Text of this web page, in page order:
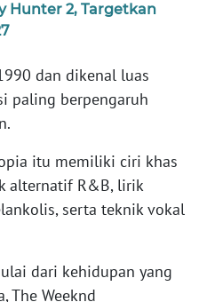
Hunter 2, Targetkan
dan dikenal luas
paling berpengaruh
itu memiliki ciri khas
alternatif R&B, lirik
serta teknik vokal
dari kehidupan yang
The Weeknd